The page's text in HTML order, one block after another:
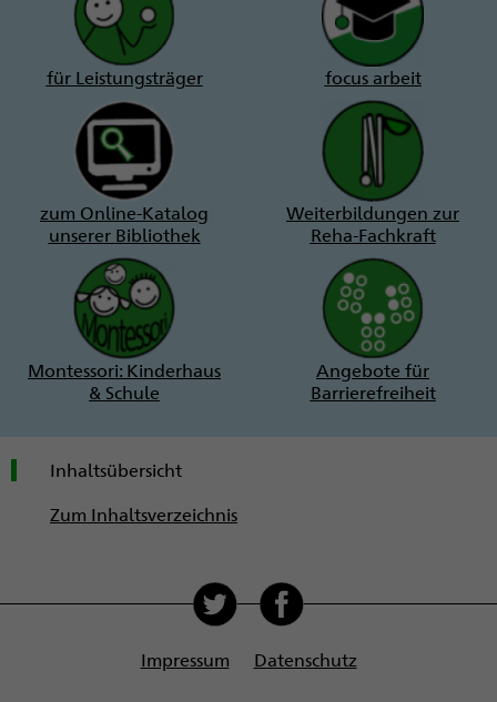
für Leistungsträger focus arbeit
zum Online-Katalog
unserer Bibliothek
Weiterbildungen zur
Reha-Fachkraft
Montessori: Kinderhaus
& Schule
Angebote für
Barrierefreiheit
Inhaltsübersicht
Zum Inhaltsverzeichnis
Impressum Datenschutz